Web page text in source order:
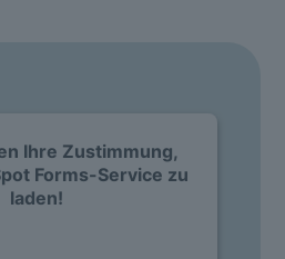
Ihre Zustimmung,
Forms-Service zu
laden!